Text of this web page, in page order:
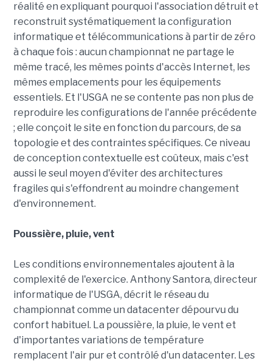
réalité en expliquant pourquoi l'association détruit et
reconstruit systématiquement la configuration
informatique et télécommunications à partir de zéro
à chaque fois : aucun championnat ne partage le
même tracé, les mêmes points d'accès Internet, les
mêmes emplacements pour les équipements
essentiels. Et l'USGA ne se contente pas non plus de
reproduire les configurations de l'année précédente
; elle conçoit le site en fonction du parcours, de sa
topologie et des contraintes spécifiques. Ce niveau
de conception contextuelle est coûteux, mais c'est
aussi le seul moyen d'éviter des architectures
fragiles qui s'effondrent au moindre changement
d'environnement.
Poussière, pluie, vent
Les conditions environnementales ajoutent à la
complexité de l'exercice. Anthony Santora, directeur
informatique de l'USGA, décrit le réseau du
championnat comme un datacenter dépourvu du
confort habituel. La poussière, la pluie, le vent et
d'importantes variations de température
remplacent l'air pur et contrôlé d'un datacenter. Les